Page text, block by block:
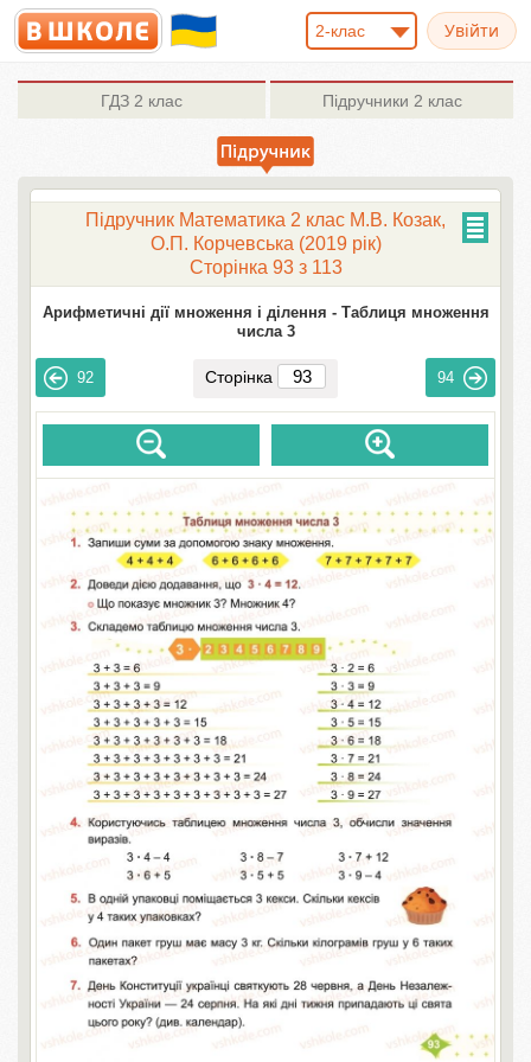
2-клас
ГДЗ 2 клас Підручники 2 клас
Підручник Математика 2 клас М.В. Козак,
О.П. Корчевська (2019 рік)
Сторінка 93 з 113
Арифметичні дії множення і ділення - Таблиця множення
числа 3
92 Сторінка 94